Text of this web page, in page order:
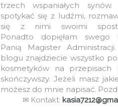
trzech wspaniałych synów.
spotykać się z ludźmi,
się z nimi swoimi
Ponadto dopięłam swego
Panią Magister
blogu znajdziecie wszystko
kosmetyków na przepisach
skończywszy. Jeżeli masz
możesz do mnie napisać.
✉ Kontakt: